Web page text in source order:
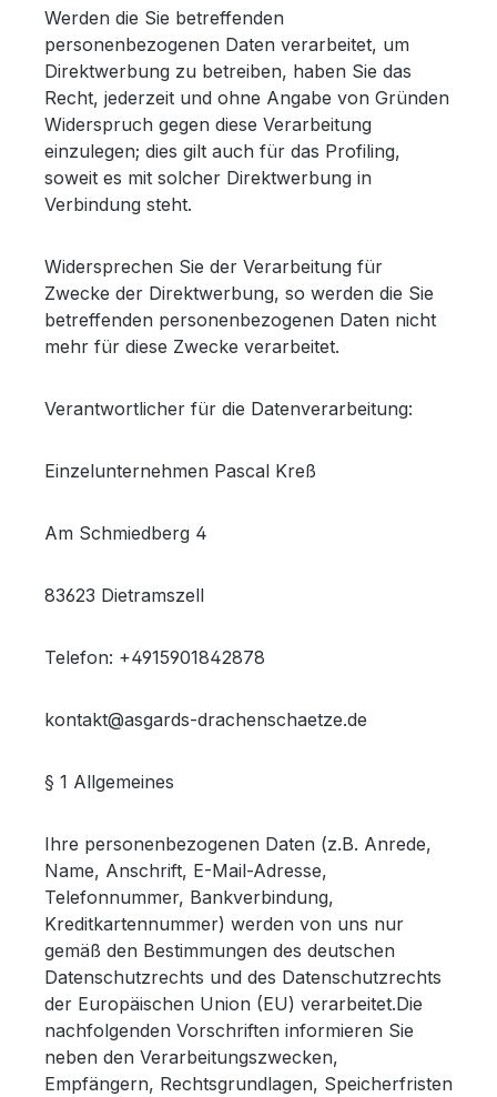
Werden die Sie betreffenden
personenbezogenen Daten verarbeitet, um
Direktwerbung zu betreiben, haben Sie das
Recht, jederzeit und ohne Angabe von Gründen
Widerspruch gegen diese Verarbeitung
einzulegen; dies gilt auch für das Profiling,
soweit es mit solcher Direktwerbung in
Verbindung steht.
Widersprechen Sie der Verarbeitung für
Zwecke der Direktwerbung, so werden die Sie
betreffenden personenbezogenen Daten nicht
mehr für diese Zwecke verarbeitet.
Verantwortlicher für die Datenverarbeitung:
Einzelunternehmen Pascal Kreß
Am Schmiedberg 4
83623 Dietramszell
Telefon: +4915901842878
kontakt@asgards-drachenschaetze.de
§ 1 Allgemeines
Ihre personenbezogenen Daten (z.B. Anrede,
Name, Anschrift, E-Mail-Adresse,
Telefonnummer, Bankverbindung,
Kreditkartennummer) werden von uns nur
gemäß den Bestimmungen des deutschen
Datenschutzrechts und des Datenschutzrechts
der Europäischen Union (EU) verarbeitet.Die
nachfolgenden Vorschriften informieren Sie
neben den Verarbeitungszwecken,
Empfängern, Rechtsgrundlagen, Speicherfristen